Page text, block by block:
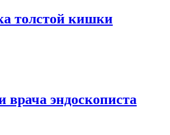
толстой кишки
врача эндоскописта